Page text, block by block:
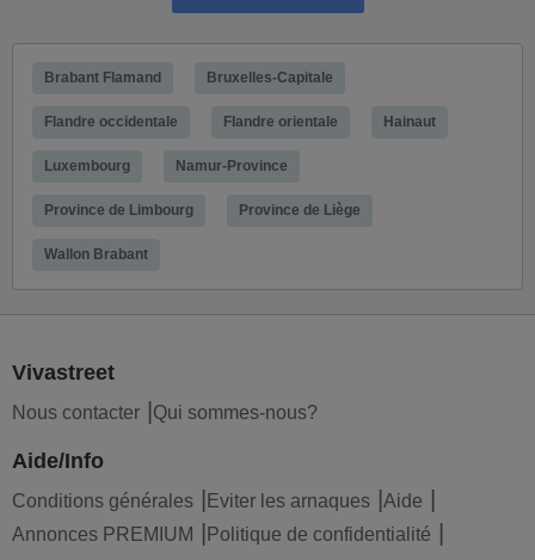
Brabant Flamand Bruxelles-Capitale
Flandre occidentale Flandre orientale Hainaut
Luxembourg Namur-Province
Province de Limbourg Province de Liège
Wallon Brabant
Vivastreet
Nous contacter Qui sommes-nous?
Aide/Info
Conditions générales Eviter les arnaques
Aide
Annonces PREMIUM
Politique de confidentialité